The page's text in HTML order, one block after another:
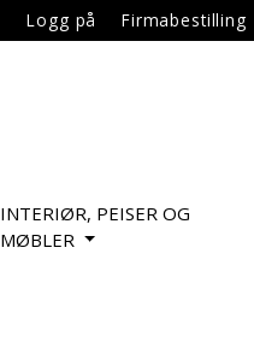
Logg på Firmabestilling
INTERIØR, PEISER OG
MØBLER